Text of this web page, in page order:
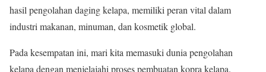
hasil pengolahan daging kelapa, memiliki peran vital dalam
industri makanan, minuman, dan kosmetik global.
Pada kesempatan ini, mari kita memasuki dunia pengolahan
kelapa dengan menjelajahi proses pembuatan kopra kelapa.